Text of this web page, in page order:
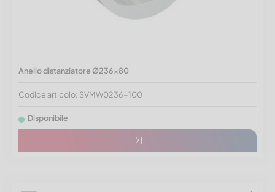
Anello distanziatore Ø236x80
Codice articolo: SVMW0236-100
Disponibile